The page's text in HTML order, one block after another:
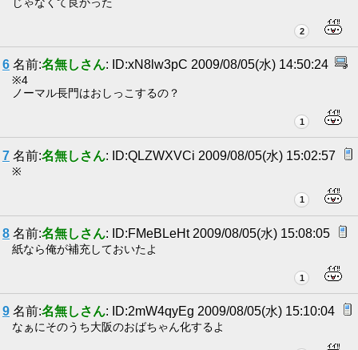
2
6 名前:名無しさん: ID:xN8lw3pC 2009/08/05(水) 14:50:24
※4
ノーマル長門はおしっこするの？
1
7 名前:名無しさん: ID:QLZWXVCi 2009/08/05(水) 15:02:57
※
1
8 名前:名無しさん: ID:FMeBLeHt 2009/08/05(水) 15:08:05
紙なら俺が補充しておいたよ
1
9 名前:名無しさん: ID:2mW4qyEg 2009/08/05(水) 15:10:04
なぁにそのうち大阪のおばちゃん化するよ